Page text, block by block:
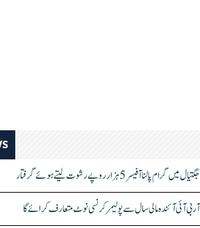
جگتیال میں گرام پالنا آفیسر 5 ہزار روپے رشوت لیتے ہوئے گرفتار
آر بی آئی آئندہ مالی سال سے پولیمر کرنسی نوٹ متعارف کرائے گا